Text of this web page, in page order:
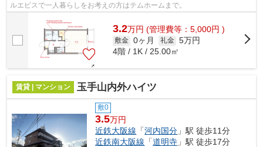
ルエビスで一人暮らしをお考えの方はテムホームまで。
3.2万円 (管理費等：5,000円 )
敷金 0ヶ月 礼金 5万円
4階 / 1K / 25.00㎡
賃貸 | マンション 玉手山内外ハイツ
敷0
3.5万円
近鉄大阪線 「河内国分 」駅 徒歩11分
近鉄南大阪線 「道明寺 」駅 徒歩17分